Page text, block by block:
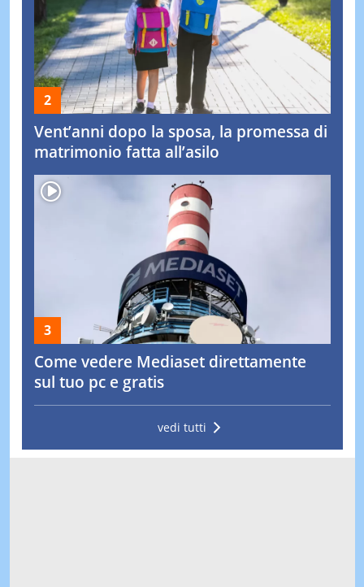
Vent’anni dopo la sposa, la promessa di
matrimonio fatta all’asilo
Come vedere Mediaset direttamente
sul tuo pc e gratis
vedi tutti